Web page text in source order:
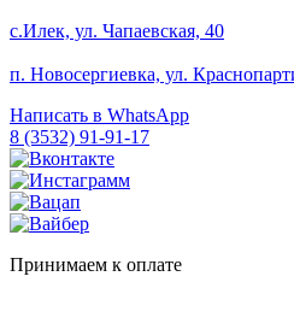
с.Илек, ул. Чапаевская, 40
п. Новосергиевка, ул.
Написать в WhatsApp
8 (3532) 91-91-17
Принимаем к оплате